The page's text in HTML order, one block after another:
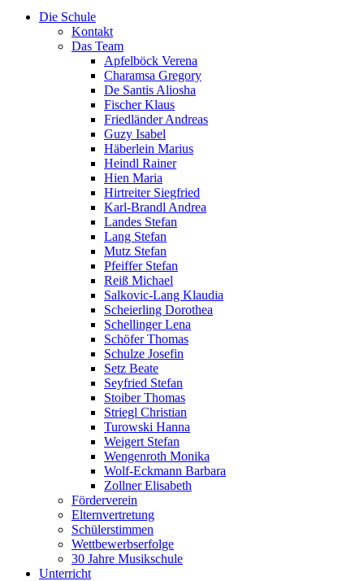
Die Schule
Kontakt
Das Team
Apfelböck Verena
Charamsa Gregory
De Santis Aliosha
Fischer Klaus
Friedländer Andreas
Guzy Isabel
Häberlein Marius
Heindl Rainer
Hien Maria
Hirtreiter Siegfried
Karl-Brandl Andrea
Landes Stefan
Lang Stefan
Mutz Stefan
Pfeiffer Stefan
Reiß Michael
Salkovic-Lang Klaudia
Scheierling Dorothea
Schellinger Lena
Schöfer Thomas
Schulze Josefin
Setz Beate
Seyfried Stefan
Stoiber Thomas
Striegl Christian
Turowski Hanna
Weigert Stefan
Wengenroth Monika
Wolf-Eckmann Barbara
Zollner Elisabeth
Förderverein
Elternvertretung
Schülerstimmen
Wettbewerbserfolge
30 Jahre Musikschule
Unterricht